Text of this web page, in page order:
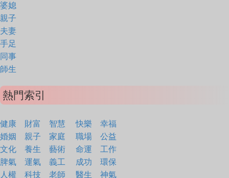
婆媳
親子
夫妻
手足
同事
師生
熱門索引
健康 財富 智慧 快樂
幸福
婚姻
親子 家庭 職場
公益
文化
養生 藝術 命運
工作
脾氣
運氣 義工 成功
環保
人權
科技 老師 醫生 神氣